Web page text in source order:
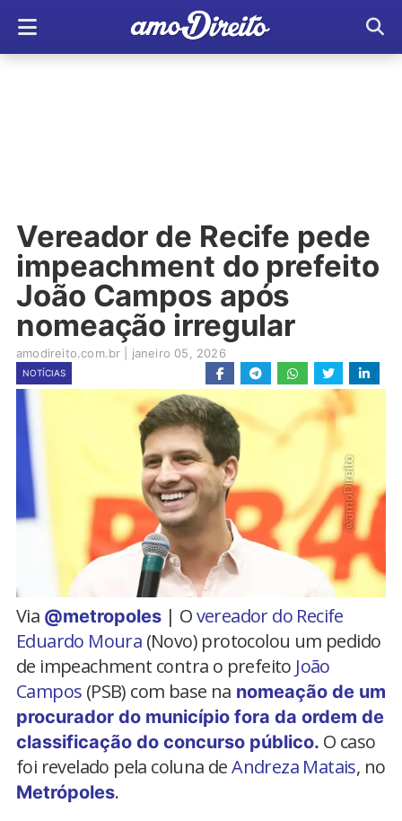
Vereador de Recife pede
impeachment do prefeito
João Campos após
nomeação irregular
amodireito.com.br janeiro 05, 2026
NOTÍCIAS
Via @metropoles| Overeador do Recife
Eduardo Moura (Novo) protocolou um pedido
de impeachment contra o prefeito João
Campos (PSB) com base na nomeação de um
procurador do município fora da ordem de
classificação do concurso público. O caso
foi revelado pela coluna deAndreza Matais, no
Metrópoles.